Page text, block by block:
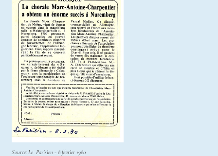
Source: Le Parisien - 8 février 1980